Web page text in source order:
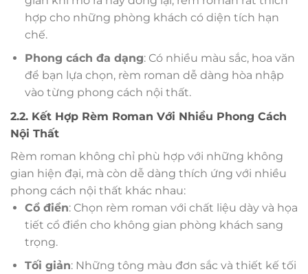
hợp cho những phòng khách có diện tích hạn
chế.
Phong cách đa dạng: Có nhiều màu sắc, hoa văn
để bạn lựa chọn, rèm roman dễ dàng hòa nhập
vào từng phong cách nội thất.
2.2. Kết Hợp Rèm Roman Với Nhiều Phong Cách
Nội Thất
Rèm roman không chỉ phù hợp với những không
gian hiện đại, mà còn dễ dàng thích ứng với nhiều
phong cách nội thất khác nhau:
Cổ điển: Chọn rèm roman với chất liệu dày và họa
tiết cổ điển cho không gian phòng khách sang
trọng.
Tối giản: Những tông màu đơn sắc và thiết kế tối